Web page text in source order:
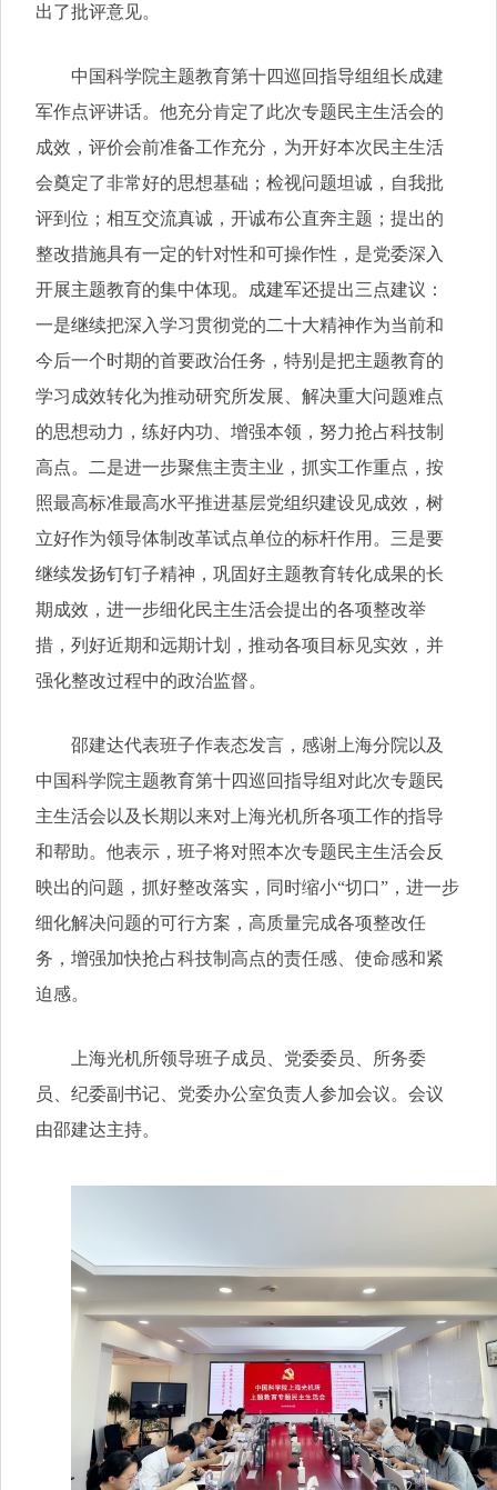
出了批评意见。
中国科学院主题教育第十四巡回指导组组长成建
军作点评讲话。他充分肯定了此次专题民主生活会的
成效，评价会前准备工作充分，为开好本次民主生活
会奠定了非常好的思想基础；检视问题坦诚，自我批
评到位；相互交流真诚，开诚布公直奔主题；提出的
整改措施具有一定的针对性和可操作性，是党委深入
开展主题教育的集中体现。成建军还提出三点建议：
一是继续把深入学习贯彻党的二十大精神作为当前和
今后一个时期的首要政治任务，特别是把主题教育的
学习成效转化为推动研究所发展、解决重大问题难点
的思想动力，练好内功、增强本领，努力抢占科技制
高点。二是进一步聚焦主责主业，抓实工作重点，按
照最高标准最高水平推进基层党组织建设见成效，树
立好作为领导体制改革试点单位的标杆作用。三是要
继续发扬钉钉子精神，巩固好主题教育转化成果的长
期成效，进一步细化民主生活会提出的各项整改举
措，列好近期和远期计划，推动各项目标见实效，并
强化整改过程中的政治监督。
邵建达代表班子作表态发言，感谢上海分院以及
中国科学院主题教育第十四巡回指导组对此次专题民
主生活会以及长期以来对上海光机所各项工作的指导
和帮助。他表示，班子将对照本次专题民主生活会反
映出的问题，抓好整改落实，同时缩小“切口”，进一步
细化解决问题的可行方案，高质量完成各项整改任
务，增强加快抢占科技制高点的责任感、使命感和紧
迫感。
上海光机所领导班子成员、党委委员、所务委
员、纪委副书记、党委办公室负责人参加会议。会议
由邵建达主持。